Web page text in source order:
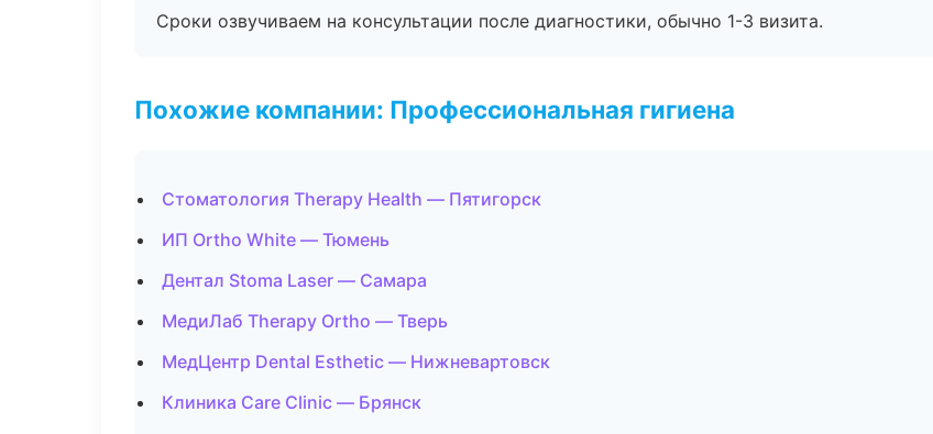
Сроки озвучиваем на консультации после диагностики, обычно 1-3 визита.
Похожие компании: Профессиональная гигиена
Стоматология Therapy Health — Пятигорск
ИП Ortho White — Тюмень
Дентал Stoma Laser — Самара
МедиЛаб Therapy Ortho — Тверь
МедЦентр Dental Esthetic — Нижневартовск
Клиника Care Clinic — Брянск